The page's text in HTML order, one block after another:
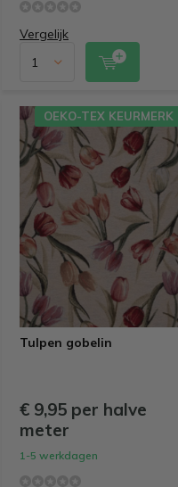
Vergelijk
Tulpen gobelin
OEKO-TEX KEURMERK
€ 9,95 per halve
meter
1-5 werkdagen